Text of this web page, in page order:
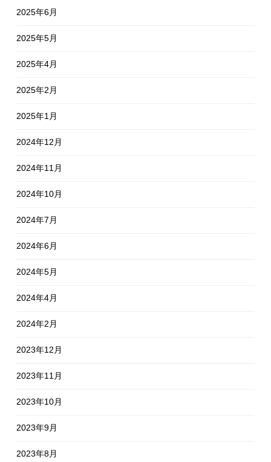
2025年6月
2025年5月
2025年4月
2025年2月
2025年1月
2024年12月
2024年11月
2024年10月
2024年7月
2024年6月
2024年5月
2024年4月
2024年2月
2023年12月
2023年11月
2023年10月
2023年9月
2023年8月